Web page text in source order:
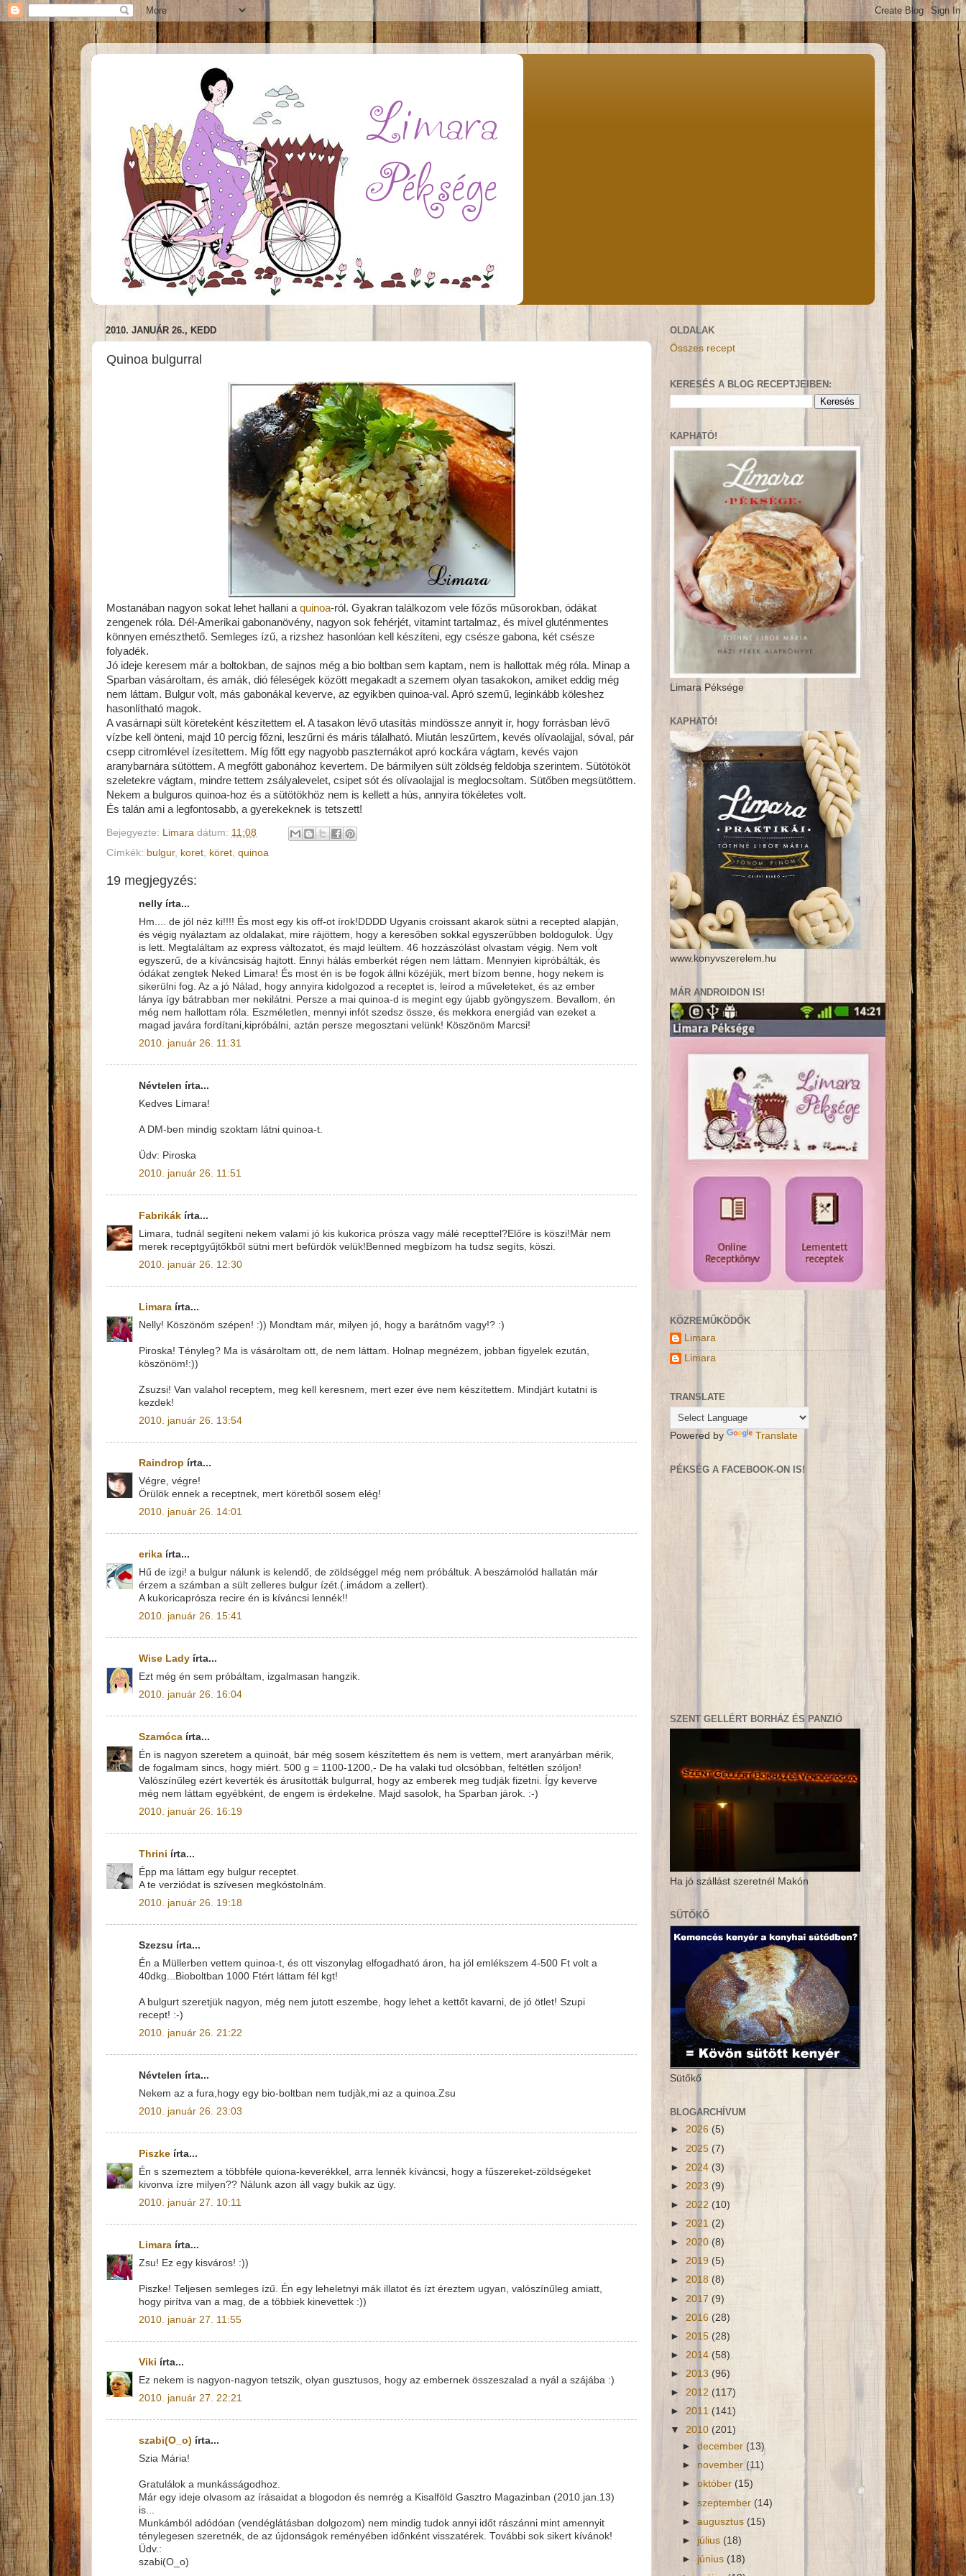
2010. JANUÁR 26., KEDD
Quinoa bulgurral
Mostanában nagyon sokat lehet hallani a quinoa-ról. Gyakran találkozom vele főzős műsorokban, ódákat
zengenek róla. Dél-Amerikai gabonanövény, nagyon sok fehérjét, vitamint tartalmaz, és mivel gluténmentes
könnyen emészthető. Semleges ízű, a rizshez hasonlóan kell készíteni, egy csésze gabona, két csésze
folyadék.
Jó ideje keresem már a boltokban, de sajnos még a bio boltban sem kaptam, nem is hallottak még róla. Minap a
Sparban vásároltam, és amák, dió féleségek között megakadt a szemem olyan tasakokon, amiket eddig még
nem láttam. Bulgur volt, más gabonákal keverve, az egyikben quinoa-val. Apró szemű, leginkább köleshez
hasonlítható magok.
A vasárnapi sült köreteként készítettem el. A tasakon lévő utasítás mindössze annyit ír, hogy forrásban lévő
vízbe kell önteni, majd 10 percig főzni, leszűrni és máris tálalható. Miután leszűrtem, kevés olívaolajjal, sóval, pár
csepp citromlével ízesítettem. Míg főtt egy nagyobb paszternákot apró kockára vágtam, kevés vajon
aranybarnára sütöttem. A megfőtt gabonához kevertem. De bármilyen sült zöldség feldobja szerintem. Sütötököt
szeletekre vágtam, mindre tettem zsályalevelet, csipet sót és olívaolajjal is meglocsoltam. Sütőben megsütöttem.
Nekem a bulguros quinoa-hoz és a sütötökhöz nem is kellett a hús, annyira tökéletes volt.
És talán ami a legfontosabb, a gyerekeknek is tetszett!
Bejegyezte: Limara dátum: 11:08
Címkék: bulgur, koret köret quinoa
19 megjegyzés:
nelly írta...
Hm.... de jól néz ki!!!! És most egy kis off-ot írok!DDDD Ugyanis croissant akarok sütni a recepted alapján,
és végig nyálaztam az oldalakat, mire rájöttem, hogy a keresőben sokkal egyszerűbben boldogulok. Úgy
is lett. Megtaláltam az express változatot, és majd leültem. 46 hozzászólást olvastam végig. Nem volt
egyszerű, de a kíváncsiság hajtott. Ennyi hálás emberkét régen nem láttam. Mennyien kipróbálták, és
ódákat zengtek Neked Limara! És most én is be fogok állni közéjük, mert bízom benne, hogy nekem is
sikerülni fog. Az a jó Nálad, hogy annyira kidolgozod a receptet is, leírod a műveleteket, és az ember
lánya így bátrabban mer nekilátni. Persze a mai quinoa-d is megint egy újabb gyöngyszem. Bevallom, én
még nem hallottam róla. Eszméletlen, mennyi infót szedsz össze, és mekkora energiád van ezeket a
magad javára fordítani,kipróbálni, aztán persze megosztani velünk! Köszönöm Marcsi!
2010. január 26. 11:31
Névtelen írta...
Kedves Limara!
A DM-ben mindig szoktam látni quinoa-t.
Üdv: Piroska
2010. január 26. 11:51
Fabrikák írta...
Limara, tudnál segíteni nekem valami jó kis kukorica prósza vagy málé recepttel?Előre is köszi!Már nem
merek receptgyűjtőkből sütni mert befürdök velük!Benned megbízom ha tudsz segíts, köszi.
2010. január 26. 12:30
Limara írta...
Nelly! Köszönöm szépen! :)) Mondtam már, milyen jó, hogy a barátnőm vagy!? :)
Piroska! Tényleg? Ma is vásároltam ott, de nem láttam. Holnap megnézem, jobban figyelek ezután,
köszönöm!:))
Zsuzsi! Van valahol receptem, meg kell keresnem, mert ezer éve nem készítettem. Mindjárt kutatni is
kezdek!
2010. január 26. 13:54
Raindrop írta...
Végre, végre!
Örülök ennek a receptnek, mert köretből sosem elég!
2010. január 26. 14:01
erika írta...
Hű de izgi! a bulgur nálunk is kelendő, de zöldséggel még nem próbáltuk. A beszámolód hallatán már
érzem a számban a sült zelleres bulgur ízét.(.imádom a zellert).
A kukoricaprósza recire én is kíváncsi lennék!!
2010. január 26. 15:41
Wise Lady írta...
Ezt még én sem próbáltam, izgalmasan hangzik.
2010. január 26. 16:04
Szamóca írta...
Én is nagyon szeretem a quinoát, bár még sosem készítettem és nem is vettem, mert aranyárban mérik,
de fogalmam sincs, hogy miért. 500 g = 1100-1200,- De ha valaki tud olcsóbban, feltétlen szóljon!
Valószínűleg ezért keverték és árusították bulgurral, hogy az emberek meg tudják fizetni. Így keverve
még nem láttam egyébként, de engem is érdekelne. Majd sasolok, ha Sparban járok. :-)
2010. január 26. 16:19
Thrini írta...
Épp ma láttam egy bulgur receptet.
A te verziódat is szívesen megkóstolnám.
2010. január 26. 19:18
Szezsu írta...
Én a Müllerben vettem quinoa-t, és ott viszonylag elfogadható áron, ha jól emlékszem 4-500 Ft volt a
40dkg...Bioboltban 1000 Ftért láttam fél kgt!
A bulgurt szeretjük nagyon, még nem jutott eszembe, hogy lehet a kettőt kavarni, de jó ötlet! Szupi
recept! :-)
2010. január 26. 21:22
Névtelen írta...
Nekem az a fura,hogy egy bio-boltban nem tudjàk,mi az a quinoa.Zsu
2010. január 26. 23:03
Piszke írta...
Én s szemeztem a többféle quiona-keverékkel, arra lennék kíváncsi, hogy a fűszereket-zöldségeket
kivonva ízre milyen?? Nálunk azon áll vagy bukik az ügy.
2010. január 27. 10:11
Limara írta...
Zsu! Ez egy kisváros! :))
Piszke! Teljesen semleges ízű. Én egy leheletnyi mák illatot és ízt éreztem ugyan, valószínűleg amiatt,
hogy pirítva van a mag, de a többiek kinevettek :))
2010. január 27. 11:55
Viki írta...
Ez nekem is nagyon-nagyon tetszik, olyan gusztusos, hogy az embernek összeszalad a nyál a szájába :)
2010. január 27. 22:21
szabi(O_o) írta...
Szia Mária!
Gratulálok a munkásságodhoz.
Már egy ideje olvasom az írásaidat a blogodon és nemrég a Kisalföld Gasztro Magazinban (2010.jan.13)
is...
Munkámból adódóan (vendéglátásban dolgozom) nem mindig tudok annyi időt rászánni mint amennyit
ténylegesen szeretnék, de az újdonságok reményében időnként visszatérek. További sok sikert kívánok!
Üdv.:
szabi(O_o)
OLDALAK
Összes recept
KERESÉS A BLOG RECEPTJEIBEN:
KAPHATÓ!
Limara Péksége
KAPHATÓ!
www.konyvszerelem.hu
MÁR ANDROIDON IS!
KÖZREMŰKÖDŐK
Limara
Limara
TRANSLATE
Powered by Translate
PÉKSÉG A FACEBOOK-ON IS!
SZENT GELLÉRT BORHÁZ ÉS PANZIÓ
Ha jó szállást szeretnél Makón
SÜTŐKŐ
Sütőkő
BLOGARCHÍVUM
► 2026 (5)
► 2025 (7)
► 2024 (3)
► 2023 (9)
► 2022 (10)
► 2021 (2)
► 2020 (8)
► 2019 (5)
► 2018 (8)
► 2017 (9)
► 2016 (28)
► 2015 (28)
► 2014 (58)
► 2013 (96)
► 2012 (117)
► 2011 (141)
▼ 2010 (201)
►december (13)
► november (11)
►október (15)
►szeptember (14)
►augusztus (15)
► július (18)
► június (18)